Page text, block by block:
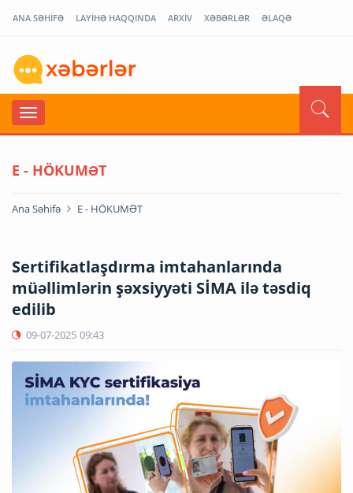
ANA SƏHİFƏ LAYİHƏ HAQQINDA ARXİV XƏBƏRLƏR ƏLAQƏ
E - HÖKUMƏT
Ana Səhifə E - HÖKUMƏT
Sertifikatlaşdırma imtahanlarında
müəllimlərin şəxsiyyəti SİMA ilə təsdiq
edilib
09-07-2025 09:43